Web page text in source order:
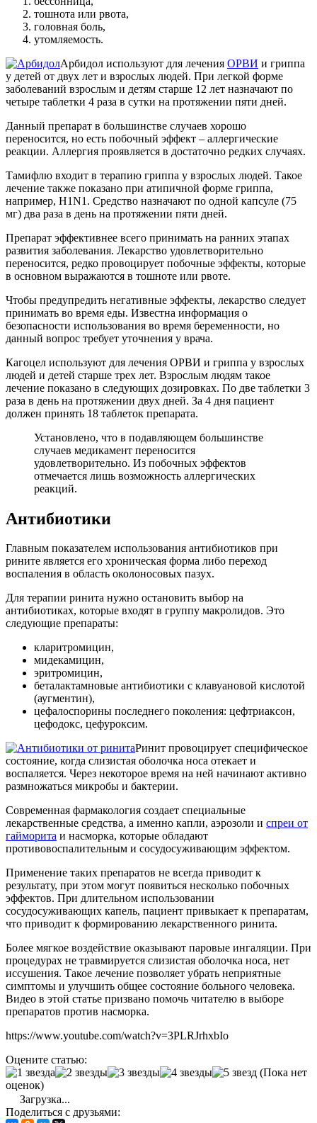
тошнота или рвота,
головная боль,
утомляемость.
Арбидол используют для лечения ОРВИ и гриппа
у детей от двух лет и взрослых людей. При легкой форме
заболеваний взрослым и детям старше 12 лет назначают по
четыре таблетки 4 раза в сутки на протяжении пяти дней.
Данный препарат в большинстве случаев хорошо
переносится, но есть побочный эффект – аллергические
реакции. Аллергия проявляется в достаточно редких случаях.
Тамифлю входит в терапию гриппа у взрослых людей. Такое
лечение также показано при атипичной форме гриппа,
например, H1N1. Средство назначают по одной капсуле (75
мг) два раза в день на протяжении пяти дней.
Препарат эффективнее всего принимать на ранних этапах
развития заболевания. Лекарство удовлетворительно
переносится, редко провоцирует побочные эффекты, которые
в основном выражаются в тошноте или рвоте.
Чтобы предупредить негативные эффекты, лекарство следует
принимать во время еды. Известна информация о
безопасности использования во время беременности, но
данный вопрос требует уточнения у врача.
Кагоцел используют для лечения ОРВИ и гриппа у взрослых
людей и детей старше трех лет. Взрослым людям такое
лечение показано в следующих дозировках. По две таблетки 3
раза в день на протяжении двух дней. За 4 дня пациент
должен принять 18 таблеток препарата.
Установлено, что в подавляющем большинстве
случаев медикамент переносится
удовлетворительно. Из побочных эффектов
отмечается лишь возможность аллергических
реакций.
Антибиотики
Главным показателем использования антибиотиков при
рините является его хроническая форма либо переход
воспаления в область околоносовых пазух.
Для терапии ринита нужно остановить выбор на
антибиотиках, которые входят в группу макролидов. Это
следующие препараты:
кларитромицин,
мидекамицин,
эритромицин,
беталактамновые антибиотики с клавуановой кислотой
(аугментин),
цефалоспорины последнего поколения: цефтриаксон,
цефодокс, цефуроксим.
Ринит провоцирует специфическое
состояние, когда слизистая оболочка носа отекает и
воспаляется. Через некоторое время на ней начинают активно
размножаться микробы и бактерии.
Современная фармакология создает специальные
лекарственные средства, а именно капли, аэрозоли и спреи от
гайморита и насморка, которые обладают
противовоспалительным и сосудосуживающим эффектом.
Применение таких препаратов не всегда приводит к
результату, при этом могут появиться несколько побочных
эффектов. При длительном использовании
сосудосуживающих капель, пациент привыкает к препаратам,
что приводит к формированию лекарственного ринита.
Более мягкое воздействие оказывают паровые ингаляции. При
процедурах не травмируется слизистая оболочка носа, нет
иссушения. Такое лечение позволяет убрать неприятные
симптомы и улучшить общее состояние больного человека.
Видео в этой статье призвано помочь читателю в выборе
препаратов против насморка.
https://www.youtube.com/watch?v=3PLRJrhxbIo
Оцените статью:
(Пока нет
оценок)
Загрузка...
Поделиться с друзьями: